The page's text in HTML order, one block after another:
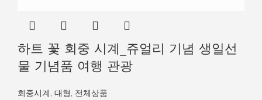
하트 꽃 회중 시계_쥬얼리 기념 생일선
물 기념품 여행 관광
회중시계, 대형, 전체상품